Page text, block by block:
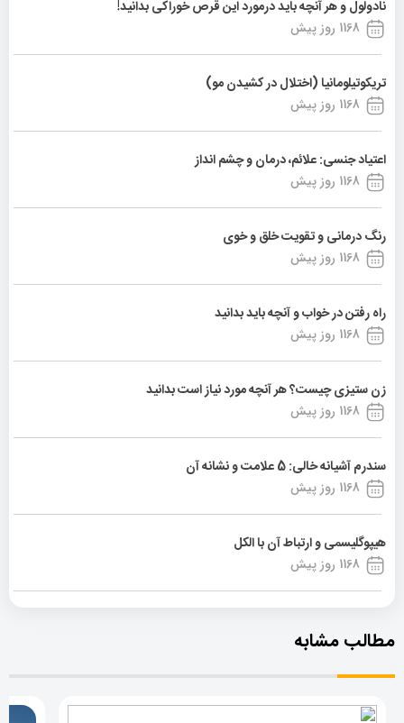
نادولول و هر آنچه باید درمورد این قرص خوراکی بدانید!
1168 روز پیش
تریکوتیلومانیا (اختلال در کشیدن مو)
1168 روز پیش
اعتیاد جنسی: علائم، درمان و چشم انداز
1168 روز پیش
رنگ درمانی و تقویت خلق و خوی
1168 روز پیش
راه رفتن در خواب و آنچه باید بدانید
1168 روز پیش
زن ستیزی چیست؟ هر آنچه مورد نیاز است بدانید
1168 روز پیش
سندرم آشیانه خالی: 5 علامت و نشانه آن
1168 روز پیش
هیپوگلیسمی و ارتباط آن با الکل
1168 روز پیش
مطالب مشابه